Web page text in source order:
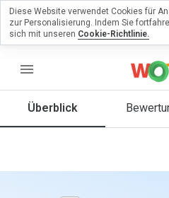
menu
Überblick
eine
würden
Diese Website verwendet Cookies für
zur Personalisierung. Indem Sie
sich mit unseren Cookie-Richtlinie.